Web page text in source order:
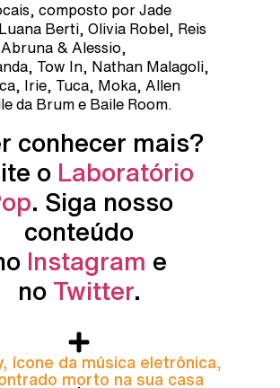
composto por Jade
Berti, Olivia Robel, Reis
& Alessio,
Tow In, Nathan Malagoli,
Irie, Tuca, Moka, Allen
da Brum e Baile Room.
conhecer mais?
o Laboratório
. Siga nosso
conteúdo
Instagram e
no Twitter.
ícone da música eletrônica,
morto na sua casa